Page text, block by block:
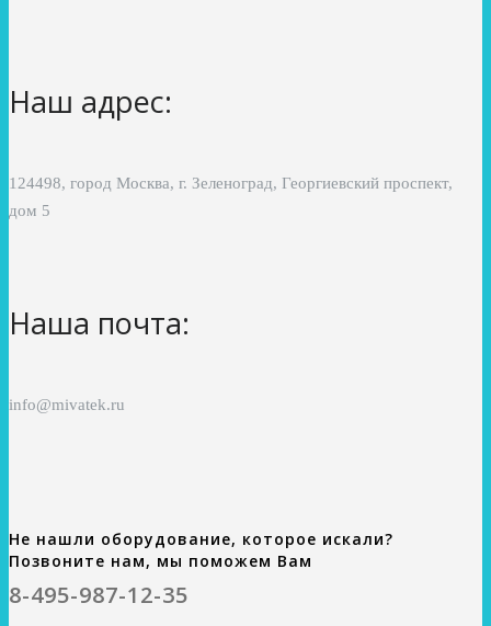
Наш адрес:
124498, город Москва, г. Зеленоград, Георгиевский проспект,
дом 5
Наша почта:
info@mivatek.ru
Не нашли оборудование, которое искали?
Позвоните нам, мы поможем Вам
8-495-987-12-35